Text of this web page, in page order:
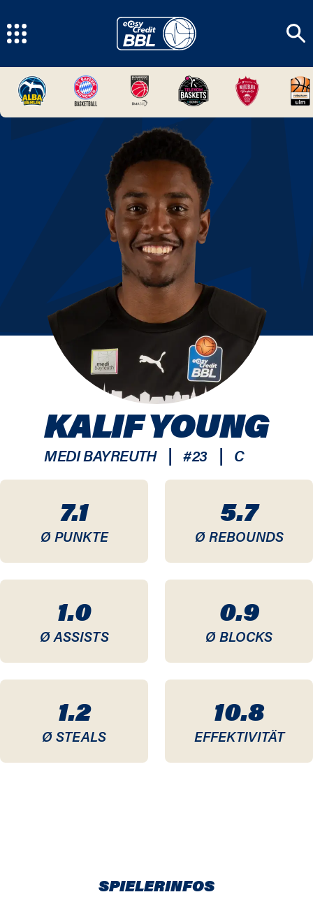
7.1
Ø PUNKTE
5.7
Ø REBOUNDS
1.0
Ø ASSISTS
0.9
Ø BLOCKS
1.2
Ø STEALS
10.8
EFFEKTIVITÄT
KALIF YOUNG
MEDI BAYREUTH | #23 | C
SPIELERINFOS